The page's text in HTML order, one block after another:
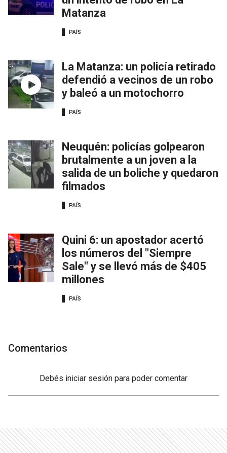
Matanza
PAÍS
La Matanza: un policía retirado
defendió a vecinos de un robo
y baleó a un motochorro
PAÍS
Neuquén: policías golpearon
brutalmente a un joven a la
salida de un boliche y quedaron
filmados
PAÍS
Quini 6: un apostador acertó
los números del "Siempre
Sale" y se llevó más de $405
millones
PAÍS
Comentarios
Debés iniciar sesión para poder comentar